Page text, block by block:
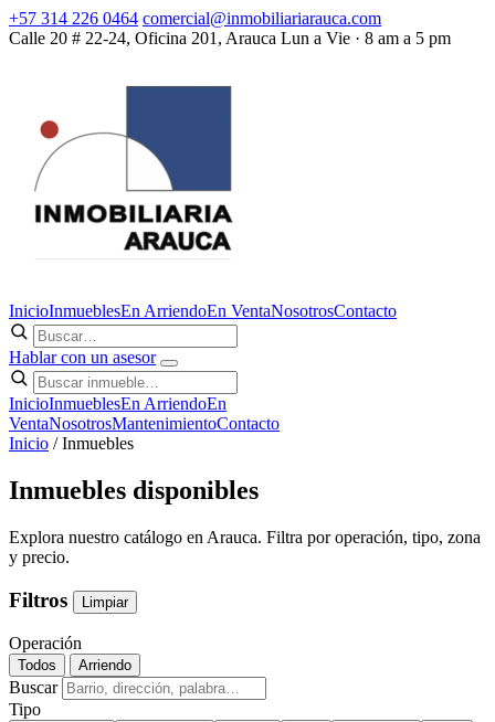
+57 314 226 0464 comercial@inmobiliariarauca.com
Calle 20 # 22-24, Oficina 201, Arauca Lun a Vie · 8 am a 5 pm
InicioInmueblesEn ArriendoEn VentaNosotrosContacto
Hablar con un asesor
InicioInmueblesEn ArriendoEn
VentaNosotrosMantenimientoContacto
Inicio / Inmuebles
Inmuebles disponibles
Explora nuestro catálogo en Arauca. Filtra por operación, tipo, zona
y precio.
Filtros Limpiar
Operación
Todos Arriendo
Buscar
Tipo